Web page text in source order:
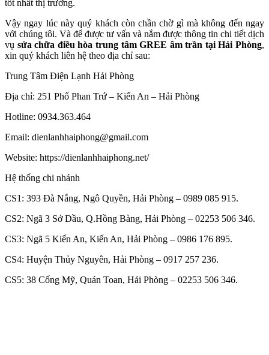
tốt nhất thị trường.
Vậy ngay lúc này quý khách còn chần chờ gì mà không đến ngay
với chúng tôi. Và để được tư vấn và nắm được thông tin chi tiết dịch
vụ sửa chữa điều hòa trung tâm GREE âm trần tại Hải Phòng,
xin quý khách liên hệ theo địa chỉ sau:
Trung Tâm Điện Lạnh Hải Phòng
Địa chỉ: 251 Phố Phan Trứ – Kiến An – Hải Phòng
Hotline: 0934.363.464
Email: dienlanhhaiphong@gmail.com
Website: https://dienlanhhaiphong.net/
Hệ thống chi nhánh
CS1: 393 Đà Nẵng, Ngô Quyền, Hải Phòng – 0989 085 915.
CS2: Ngã 3 Sở Dầu, Q.Hồng Bàng, Hải Phòng – 02253 506 346.
CS3: Ngã 5 Kiến An, Kiến An, Hải Phòng – 0986 176 895.
CS4: Huyện Thủy Nguyên, Hải Phòng – 0917 257 236.
CS5: 38 Cống Mỹ, Quán Toan, Hải Phòng – 02253 506 346.